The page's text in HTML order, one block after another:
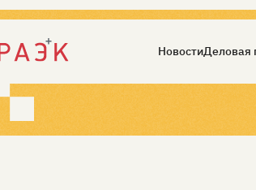
НовостиДеловая